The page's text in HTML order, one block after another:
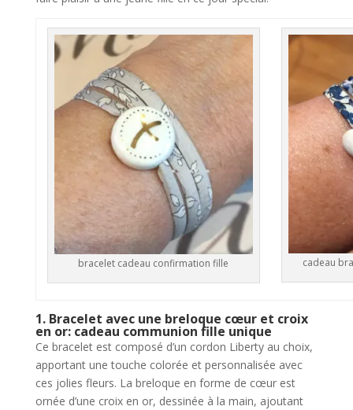
bracelet cadeau confirmation fille cadeau
1. Bracelet avec une breloque cœur et croix
en or: cadeau communion fille unique
Ce bracelet est composé d’un cordon Liberty au choix,
apportant une touche colorée et personnalisée avec
ces jolies fleurs. La breloque en forme de cœur est
ornée d’une croix en or, dessinée à la main, ajoutant